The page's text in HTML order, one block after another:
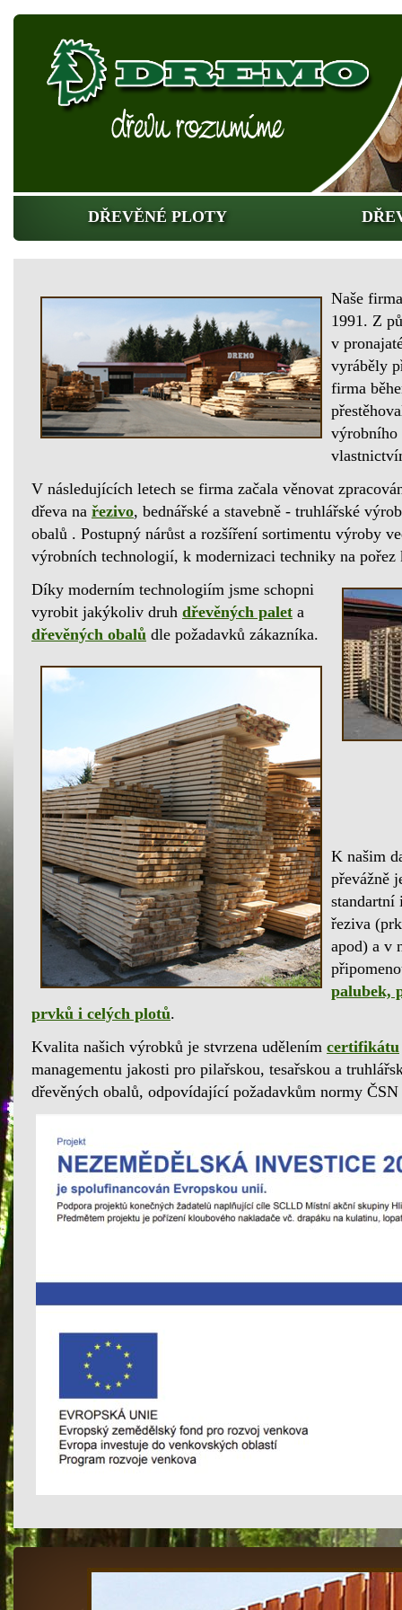
DŘEVĚNÉ PLOTY
Naše
1991. Z
v
vyráběly
firma
výrobního
V následujících letech se firma začala věnovat
dřeva na řezivo, bednářské a stavebně - truhlářské
obalů . Postupný nárůst a rozšíření sortimentu výroby
výrobních technologií, k modernizaci techniky na pořez
Díky moderním technologiím jsme schopni
vyrobit jakýkoliv druh dřevěných palet a
dřevěných obalů dle požadavků zákazníka.
K našim
převážně
standartní
řeziva
apod) a v
palubek,
prvků i celých plotů.
Kvalita našich výrobků je stvrzena udělením certifikátu
managementu jakosti pro pilařskou, tesařskou a
dřevěných obalů, odpovídající požadavkům normy